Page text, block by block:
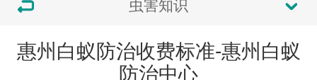
虫害知识
惠州白蚁防治收费标准-惠州白蚁
防治中心